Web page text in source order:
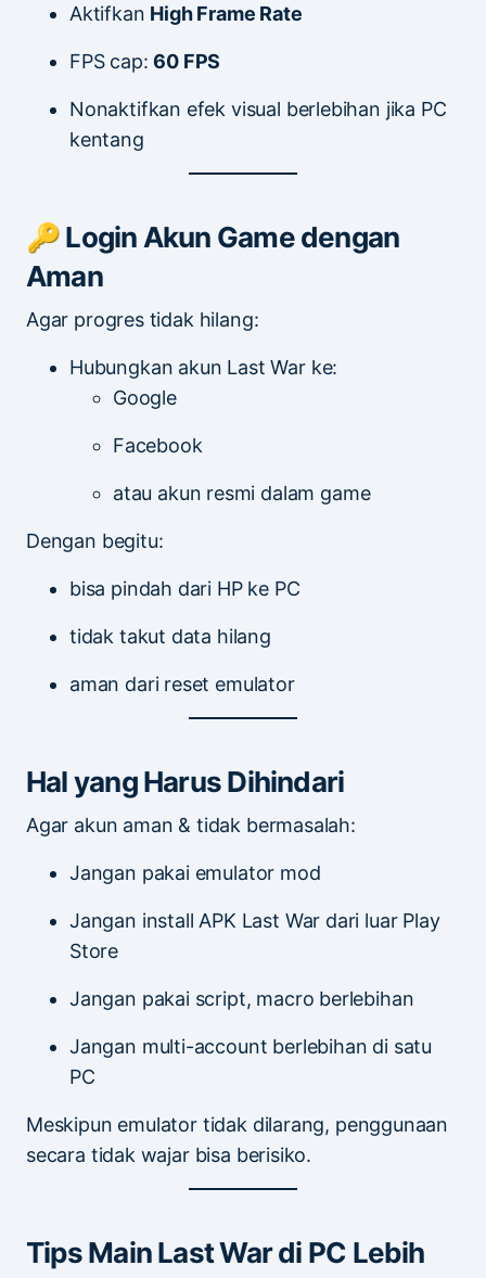
Aktifkan High Frame Rate
FPS cap:60 FPS
Nonaktifkan efek visual berlebihan jika PC
kentang
🔑 Login Akun Game dengan
Aman
Agar progres tidak hilang:
Hubungkan akun Last War ke:
Google
Facebook
atau akun resmi dalam game
Dengan begitu:
bisa pindah dari HP ke PC
tidak takut data hilang
aman dari reset emulator
Hal yang Harus Dihindari
Agar akun aman & tidak bermasalah:
Jangan pakai emulator mod
Jangan install APK Last War dari luar Play
Store
Jangan pakai script, macro berlebihan
Jangan multi-account berlebihan di satu
PC
Meskipun emulator tidak dilarang, penggunaan
secara tidak wajar bisa berisiko.
Tips Main Last War di PC Lebih